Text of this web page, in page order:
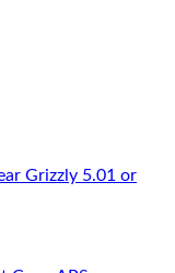
Grizzly 5.01 or